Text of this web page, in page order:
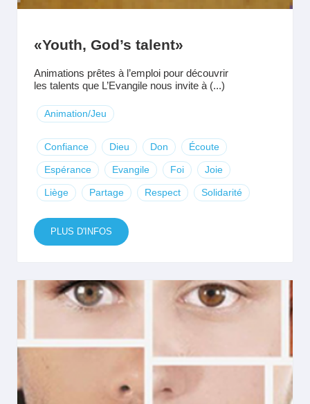
«Youth, God’s talent»
Animations prêtes à l’emploi pour découvrir
les talents que L’Evangile nous invite à (...)
Animation/Jeu
Confiance Dieu Don Écoute
Espérance Evangile Foi Joie
Liège Partage Respect Solidarité
PLUS D'INFOS